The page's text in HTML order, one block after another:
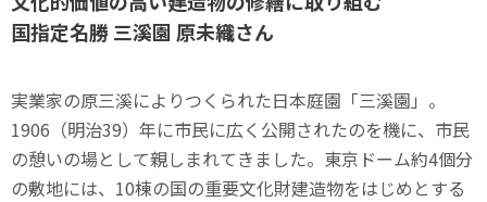
国指定名勝 三溪園 原未織さん
実業家の原三溪によりつくられた日本庭園「三溪園」。
1906（明治39）年に市民に広く公開されたのを機に、市民
の憩いの場として親しまれてきました。東京ドーム約4個分
の敷地には、10棟の国の重要文化財建造物をはじめとする